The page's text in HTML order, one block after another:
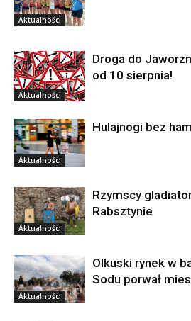
Aktualności
Aktualności
Droga do
od 10 sierpnia!
Aktualności
Hulajnogi bez
Aktualności
Rzymscy
Rabsztynie
Aktualności
Olkuski rynek w
Sodu porwał